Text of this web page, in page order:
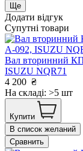
Ще
Додати відгук
Супутні товари
Вал вторинний
ISUZU NQR71
4 200 ₴
На складі: >5 шт
Купити
В список желаний
Сравнить